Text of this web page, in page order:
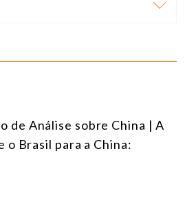
de Análise sobre China | A
o Brasil para a China: